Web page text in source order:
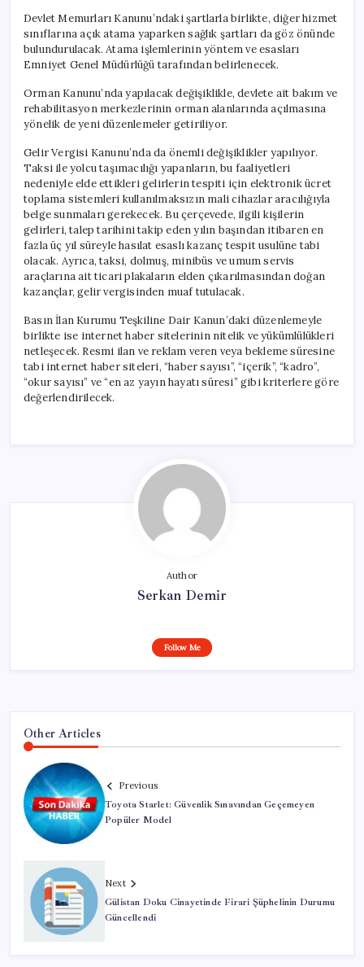
Devlet Memurları Kanunu’ndaki şartlarla birlikte, diğer hizmet
sınıflarına açık atama yaparken sağlık şartları da göz önünde
bulundurulacak. Atama işlemlerinin yöntem ve esasları
Emniyet Genel Müdürlüğü tarafından belirlenecek.
Orman Kanunu’nda yapılacak değişiklikle, devlete ait bakım ve
rehabilitasyon merkezlerinin orman alanlarında açılmasına
yönelik de yeni düzenlemeler getiriliyor.
Gelir Vergisi Kanunu’nda da önemli değişiklikler yapılıyor.
Taksi ile yolcu taşımacılığı yapanların, bu faaliyetleri
nedeniyle elde ettikleri gelirlerin tespiti için elektronik ücret
toplama sistemleri kullanılmaksızın mali cihazlar aracılığıyla
belge sunmaları gerekecek. Bu çerçevede, ilgili kişilerin
gelirleri, talep tarihini takip eden yılın başından itibaren en
fazla üç yıl süreyle hasılat esaslı kazanç tespit usulüne tabi
olacak. Ayrıca, taksi, dolmuş, minibüs ve umum servis
araçlarına ait ticari plakaların elden çıkarılmasından doğan
kazançlar, gelir vergisinden muaf tutulacak.
Basın İlan Kurumu Teşkiline Dair Kanun’daki düzenlemeyle
birlikte ise internet haber sitelerinin nitelik ve yükümlülükleri
netleşecek. Resmi ilan ve reklam veren veya bekleme süresine
tabi internet haber siteleri, “haber sayısı”, “içerik”, “kadro”,
“okur sayısı” ve “en az yayın hayatı süresi” gibi kriterlere göre
değerlendirilecek.
Author
Serkan Demir
Follow Me
Other Articles
Previous
Toyota Starlet: Güvenlik Sınavından Geçemeyen
Popüler Model
Next
Gülistan Doku Cinayetinde Firari Şüphelinin Durumu
Güncellendi